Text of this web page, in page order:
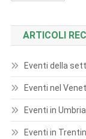
ARTICOLI
Eventi della
Eventi nel
Eventi in
Eventi in